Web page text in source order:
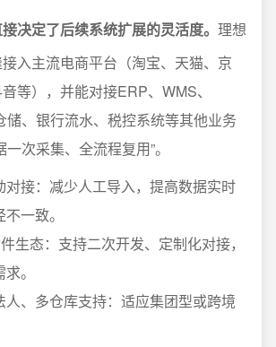
决定了后续系统扩展的灵活度。 理想
入主流电商平台（淘宝、天猫、京
等），并能对接ERP、WMS、
储、银行流水、税控系统等其他业务
次采集、全流程复用”。
对接：减少人工导入，提高数据实时
一致。
生态：支持二次开发、定制化对接，
。
人、多仓库支持：适应集团型或跨境